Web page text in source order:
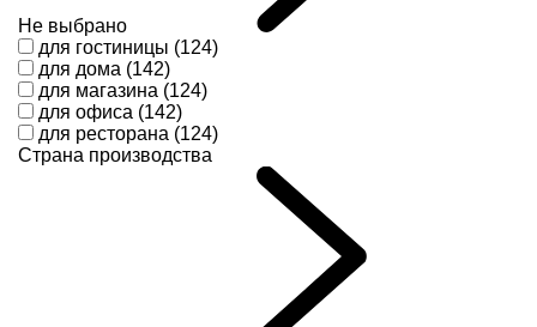
Не выбрано
для гостиницы (124)
для дома (142)
для магазина (124)
для офиса (142)
для ресторана (124)
Страна производства